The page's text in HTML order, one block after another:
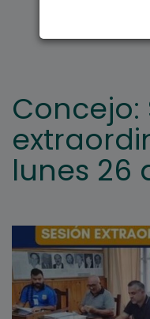
Concejo:
lunes 26